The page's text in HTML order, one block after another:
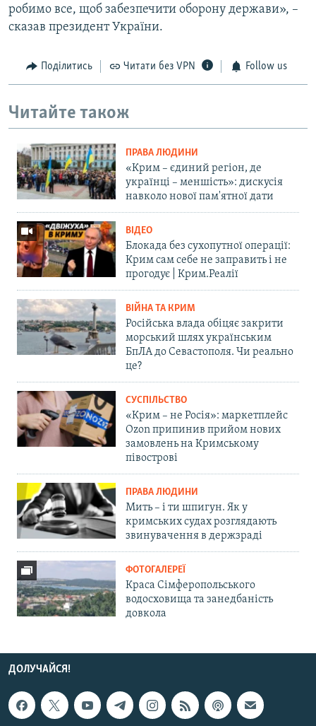
робимо все, щоб забезпечити оборону держави», –
сказав президент України.
Поділитись Читати без VPN Follow us
Читайте також
ПРАВА ЛЮДИНИ
«Крим – єдиний регіон, де
українці – меншість»: дискусія
навколо нової пам'ятної дати
ВІДЕО
Блокада без сухопутної операції:
Крим сам себе не заправить і не
прогодує | Крим.Реалії
ВІЙНА ТА КРИМ
Російська влада обіцяє закрити
морський шлях українським
БпЛА до Севастополя. Чи реально
це?
СУСПІЛЬСТВО
«Крим – не Росія»: маркетплейс
Ozon припинив прийом нових
замовлень на Кримському
півострові
ПРАВА ЛЮДИНИ
Мить – і ти шпигун. Як у
кримських судах розглядають
звинувачення в держзраді
ФОТОГАЛЕРЕЇ
Краса Сімферопольського
водосховища та занедбаність
довкола
ДОЛУЧАЙСЯ!